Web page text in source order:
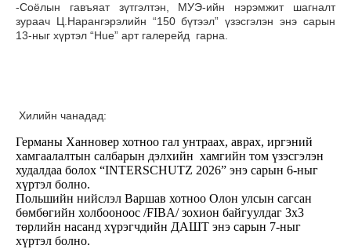
-Соёлын гавъяат зүтгэлтэн, МУЭ-ийн нэрэмжит шагналт
зураач Ц.Нарангэрэлийн “150 бүтээл” үзэсгэлэн энэ сарын
13-ныг хүртэл “Hue” арт галерейд гарна.
Хилийн чанадад:
Германы Ханновер хотноо гал унтраах, аврах, иргэний
хамгаалалтын салбарын дэлхийн хамгийн том үзэсгэлэн
худалдаа болох “INTERSCHUTZ 2026” энэ сарын 6-ныг
хүртэл болно.
Польшийн нийслэл Варшав хотноо Олон улсын сагсан
бөмбөгийн холбооноос /FIBA/ зохион байгуулдаг 3x3
төрлийн насанд хүрэгчдийн ДАШТ энэ сарын 7-ныг
хүртэл болно.